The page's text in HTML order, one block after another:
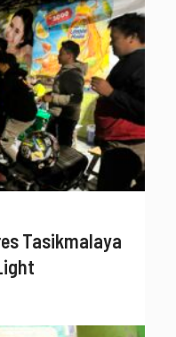
Tasikmalaya